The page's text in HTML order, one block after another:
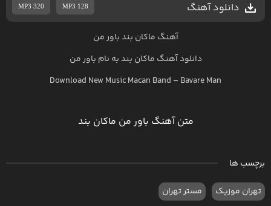
دانلود آهنگ MP3 320 MP3 128
آهنگ ماکان بند باور من
دانلود آهنگ ماکان بندبه نام باور من
Download New MusicMacan Band – Bavare Man
متن آهنگ باور من ماکان بند
برچسب ها
تهران موزیک مستر تهران